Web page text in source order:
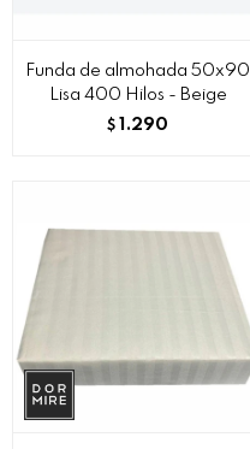
Funda de almohada 50x90
Lisa 400 Hilos - Beige
$ 1.290